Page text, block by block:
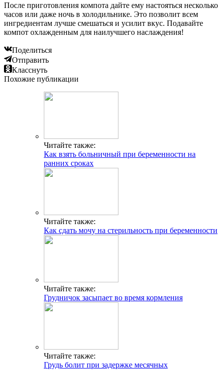
После приготовления компота дайте ему настояться несколько
часов или даже ночь в холодильнике. Это позволит всем
ингредиентам лучше смешаться и усилит вкус. Подавайте
компот охлажденным для наилучшего наслаждения!
Поделиться
Отправить
Класснуть
Похожие публикации
Читайте также:
Как взять больничный при беременности на
ранних сроках
Читайте также:
Как сдать мочу на стерильность при беременности
Читайте также:
Грудничок засыпает во время кормления
Читайте также:
Грудь болит при задержке месячных